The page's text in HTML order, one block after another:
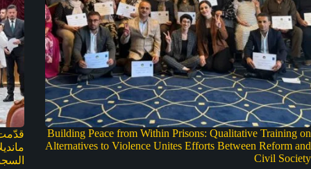
Building Peace from Within Prisons: Qualitative Training on
Alternatives to Violence Unites Efforts Between Reform and
Civil Society